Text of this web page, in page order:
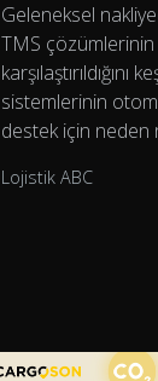
Geleneksel
TMS çözümlerinin
karşılaştırıldığını
sistemlerinin
destek için neden
Lojistik ABC